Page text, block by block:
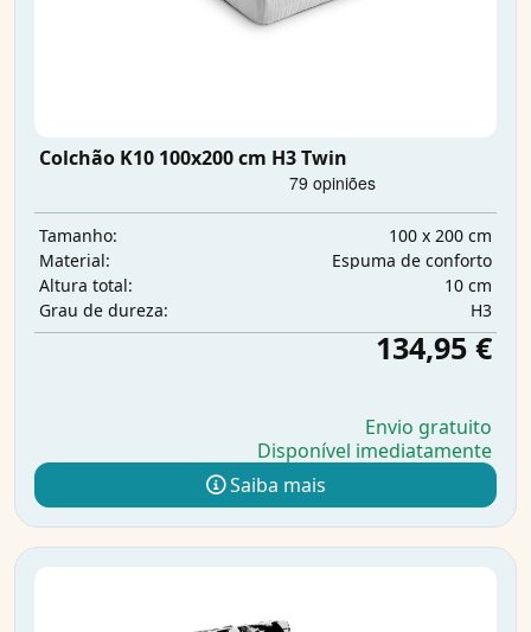
Colchão K10 100x200 cm H3 Twin
Tamanho:
100 x 200 cm
Material:
Espuma de conforto
Altura total:
10 cm
Grau de dureza:
H3
134,95 €
Envio gratuito
Disponível imediatamente
Saiba mais